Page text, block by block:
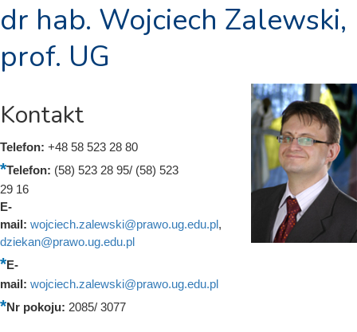
dr hab. Wojciech Zalewski,
prof. UG
Kontakt
Telefon: +48 58 523 28 80
Telefon: (58) 523 28 95/ (58) 523
29 16
E-
mail: wojciech.zalewski@prawo.ug.edu.pl,
dziekan@prawo.ug.edu.pl
E-
mail: wojciech.zalewski@prawo.ug.edu.pl
Nr pokoju: 2085/ 3077